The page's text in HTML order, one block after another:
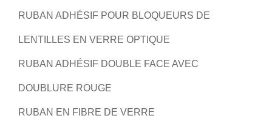
RUBAN ADHÉSIF POUR BLOQUEURS DE
LENTILLES EN VERRE OPTIQUE
RUBAN ADHÉSIF DOUBLE FACE AVEC
DOUBLURE ROUGE
RUBAN EN FIBRE DE VERRE